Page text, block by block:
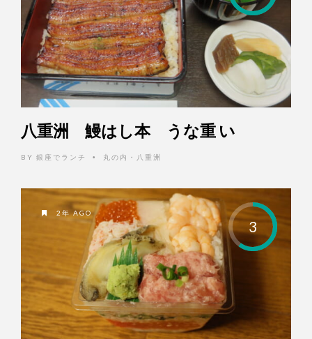
八重洲 鰻はし本 うな重 い
BY 銀座でランチ • 丸の内・八重洲
3
2年 AGO